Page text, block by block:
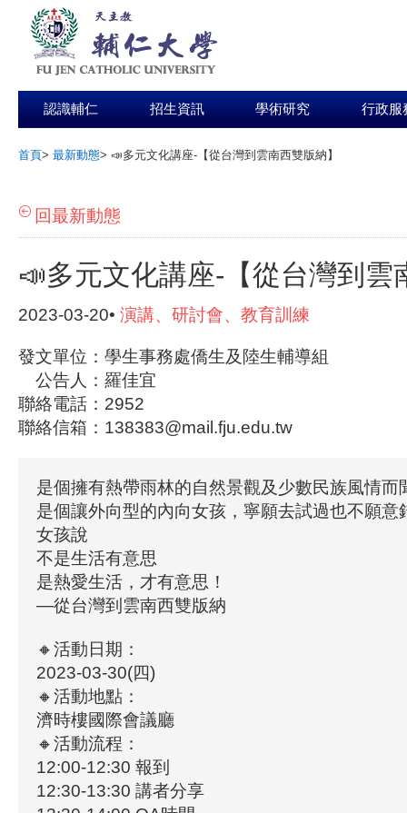
認識輔仁 招生資訊 學術研究 行政服
首頁> 最新動態> 📣多元文化講座-【從台灣到雲南西雙版納】
回最新動態
📣多元文化講座-【從台灣到雲
2023-03-20• 演講、研討會、教育訓練
發文單位：學生事務處僑生及陸生輔導組
公告人：羅佳宜
聯絡電話：2952
聯絡信箱：138383@mail.fju.edu.tw
是個擁有熱帶雨林的自然景觀及少數民族風情而
是個讓外向型的內向女孩，寧願去試過也不願意
女孩說
不是生活有意思
是熱愛生活，才有意思！
—從台灣到雲南西雙版納
🔸活動日期：
2023-03-30(四)
🔸活動地點：
濟時樓國際會議廳
🔸活動流程：
12:00-12:30 報到
12:30-13:30 講者分享